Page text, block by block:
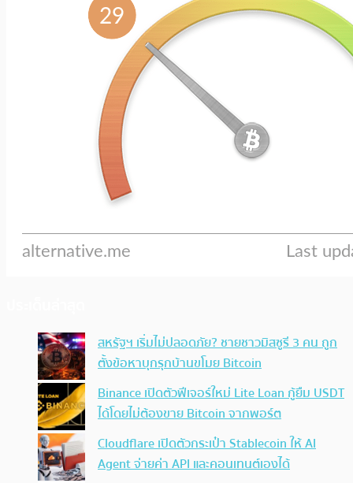
สหรัฐฯ เริ่มไม่ปลอดภัย? ชายชาวมิสซูรี 3 คน ถูก
ตั้งข้อหาบุกรุกบ้านขโมย Bitcoin
Binance เปิดตัวฟีเจอร์ใหม่ Lite Loan กู้ยืม USDT
ได้โดยไม่ต้องขาย Bitcoin จากพอร์ต
Cloudflare เปิดตัวกระเป๋า Stablecoin ให้ AI
Agent จ่ายค่า API และคอนเทนต์เองได้